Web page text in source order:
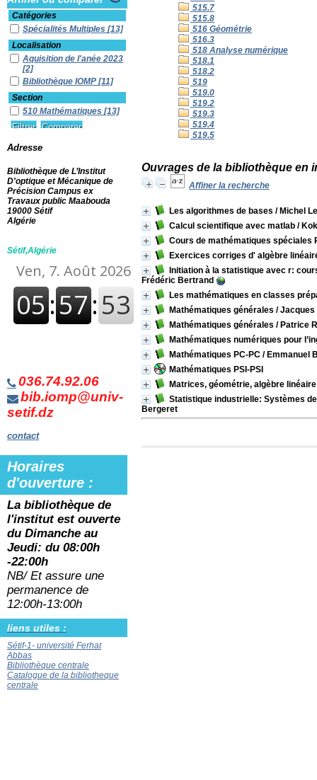
515.7
515.8
516 Géométrie
516.3
518 Analyse numérique
518.1
518.2
519
519.0
519.2
519.3
519.4
519.5
Ouvrages de la bibliothèque en
Affiner la recherche
Les algorithmes de bases / Michel
Calcul scientifique avec matlab /
Cours de mathématiques spéciales
Exercices corriges d' algèbre
Initiation à la statistique avec r:
Frédéric Bertrand
Les mathématiques en classes
Mathématiques générales / Jacques
Mathématiques générales / Patrice
Mathématiques numériques pour
Mathématiques PC-PC / Emmanuel
Mathématiques PSI-PSI
Matrices, géométrie, algèbre linéaire
Statistique industrielle: Systèmes
Bergeret
Catégories
Spécialités Multiples [13]
Localisation
Aquisition de l'anée 2023
[2]
Bibliothèque IOMP [11]
Section
510 Mathématiques [13]
Adresse
Bibliothèque de L’Institut
D'optique et Mécanique de
Précision Campus ex
Travaux public Maabouda
19000 Sétif
Algérie
Sétif,Algérie
036.74.92.06
bib.iomp@univ-
setif.dz
contact
Horaires
d'ouverture :
La bibliothèque de
l'institut est ouverte
du Dimanche au
Jeudi: du 08:00h
-22:00h
NB/ Et assure une
permanence de
12:00h-13:00h
liens utiles :
Sétif-1- université Ferhat
Abbas
Bibliothèque centrale
Catalogue de la bibliotheque
centrale